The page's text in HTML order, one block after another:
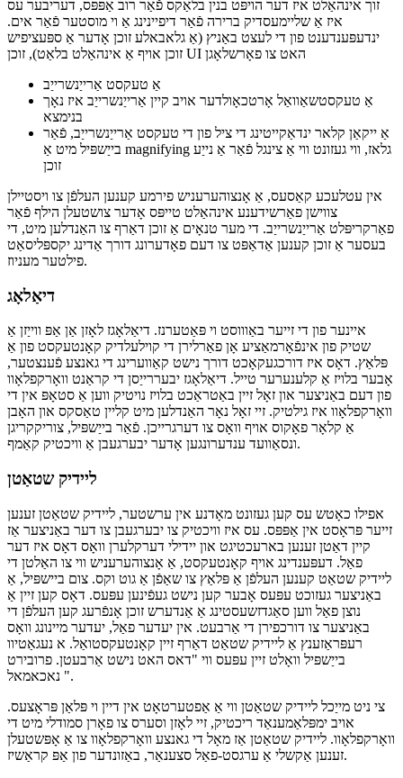
זוך
איז אַ שליימעסדיק ברירה פֿאַר דיפיינינג אַ וי מוסטער פֿאַר אים.
ינדעפּענדענט פון די לעצט באַניץ (אַ גלאבאלע זוכן אָדער אַ ספּעציפיש
אַ טעקסט אַרייַנשרייַב
אַ טעקסטשאַוואַל אָרטכאָולדער אויב קיין אַרייַנשרייַב איז נאָך
אַ ייקאַן קלאר ינדאַקייטינג די ציל פון די טעקסט אַרייַנשרייַב, פֿאַר
בייַשפּיל מיט אַ magnifying גלאז, ווי געזונט ווי אַ צינגל פֿאַר אַ נייַע
זוכן
אין עטלעכע קאַסעס, אַ אָנצוהערעניש פירמע קענען העלפֿן צו ויסטיילן
פאַרקריפּלט אַרייַנשרייַב. די מער טנאָים אַ זוכן דאַרף צו האַנדלען מיט, די
בעסער אַ זוכן קענען אַדאַפּט צו דעם פאָדערונג דורך אַדינג יקספּליסאַט
פילטער מעניוז.
דיאַלאָג
איינער פון די זייער באַוווסט וי פּאַטערנז. דיאַלאָגז לאָזן אַן אַפּ ווייַזן אַ
שטיק פון אינפֿאָרמאַציע אָן פאַרלירן די קוילעלדיק קאָנטעקסט פון אַ
פּלאַץ. דאָס איז דורכגעקאָכט דורך נישט קאַווערינג די גאנצע פֿענצטער,
אָבער בלויז אַ קלענערער טייל. דיאַלאָגז יבעררייַסן די קראַנט וואָרקפלאָוו
וואָרקפלאָוו איז גילטיק. זיי זאָל נאָר האַנדלען מיט קליין טאַסקס און האָבן
אַ קלאָר פאָקוס אויף וואָס צו דערגרייכן. פֿאַר בייַשפּיל, צוריקקריגן
ונסאַוועד ענדערונגען אָדער יבערגעבן אַ וויכטיק קאַמף.
ליידיק שטאַטן
אפילו כאָטש עס קען געזונט מאָדנע אין ערשטער, ליידיק שטאַטן זענען
זייער פּראָסט אין אַפּפּס. עס איז וויכטיק צו יבערגעבן צו דער באַניצער אַז
קיין דאַטן זענען בארעכטיגט און יידילי דערקלערן וואָס דאָס איז דער
פאַל. דעפּענדינג אויף קאָנטעקסט, אַ אָנצוהערעניש ווי צו האַלטן די
ליידיק שטאַט קענען העלפֿן אַ פּלאַץ צו שאַפֿן אַ גוט וקס. צום ביישפּיל, אַ
באַניצער געזוכט עפּעס אָבער קען נישט געפֿינען עפּעס. דאָס קען זיין אַ
נוצן פאַל ווען סאַגדזשעסטינג אַ אַנדערש זוכן אָנפֿרעג קען העלפֿן די
רעפּראַזענץ אַ ליידיק שטאַט דאַרף זיין קאָנטעקסטואַל. א נעגאַטיוו
בייַשפּיל וואָלט זיין עפּעס ווי "דאס האט נישט אַרבעטן. פרובירט
נאכאמאל ".